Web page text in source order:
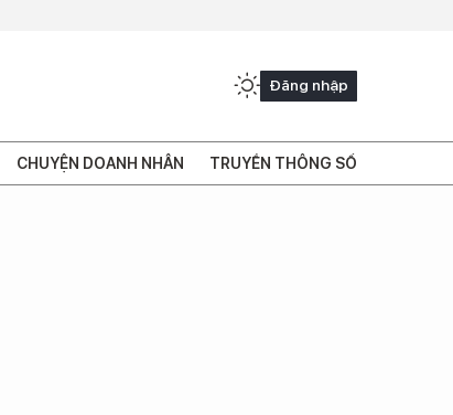
Đăng nhập
CHUYỆN DOANH NHÂN TRUYỀN THÔNG SỐ